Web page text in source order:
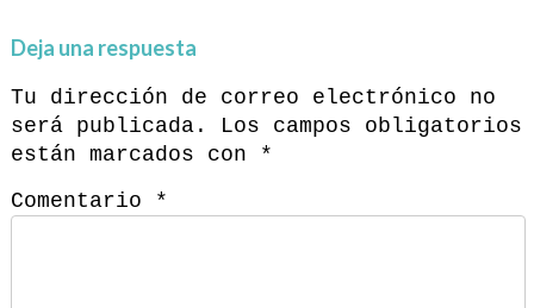
Deja una respuesta
Tu dirección de correo electrónico no
será publicada.
Los campos obligatorios
están marcados con
*
Comentario
*